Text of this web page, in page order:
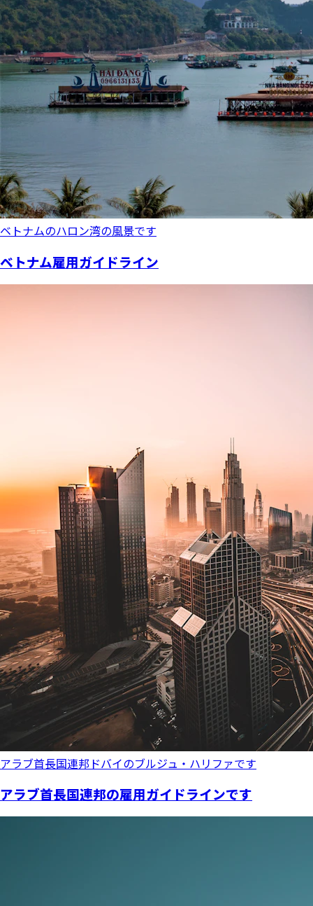
ベトナムのハロン湾の風景です
ベトナム雇用ガイドライン
アラブ首長国連邦ドバイのブルジュ・ハリファです
アラブ首長国連邦の雇用ガイドラインです